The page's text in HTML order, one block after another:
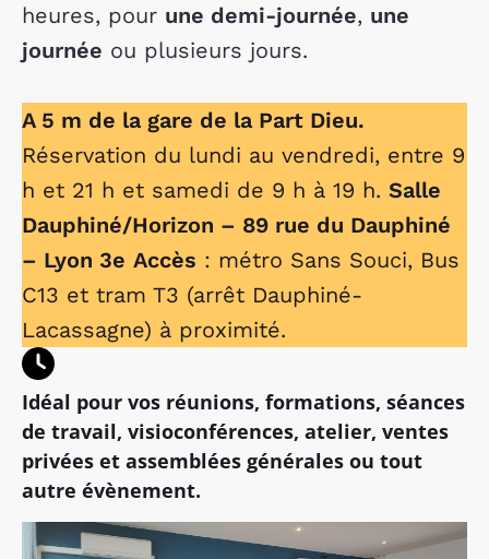
heures, pour une demi-journée, une
journée ou plusieurs jours.
A 5 m de la gare de la Part Dieu.
Réservation du lundi au vendredi, entre 9
h et 21 h et samedi de 9 h à 19 h. Salle
Dauphiné/Horizon – 89 rue du Dauphiné
– Lyon 3e Accès : métro Sans Souci, Bus
C13 et tram T3 (arrêt Dauphiné-
Lacassagne) à proximité.
Idéal pour vos réunions, formations, séances
de travail, visioconférences, atelier, ventes
privées et assemblées générales ou tout
autre évènement.